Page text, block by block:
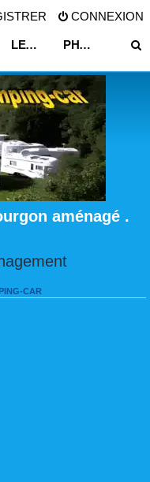
CONNEXION
LES TUTOS EN VIDÉOS !!! PHOTO INSOLITE
aménagé .
CAR